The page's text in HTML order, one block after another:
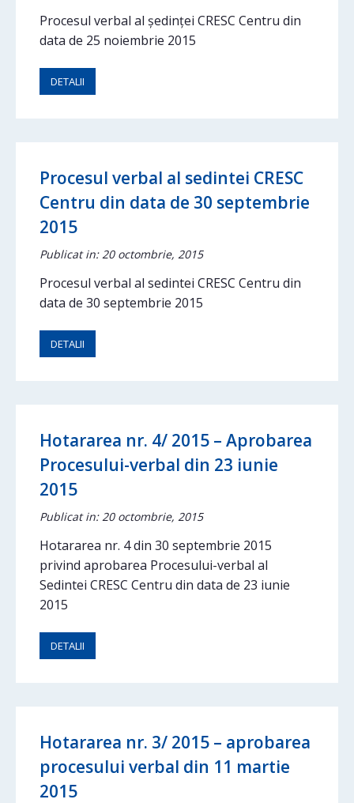
Procesul verbal al ședinței CRESC Centru din
data de 25 noiembrie 2015
DETALII
Procesul verbal al sedintei CRESC
Centru din data de 30 septembrie
2015
Publicat in: 20 octombrie, 2015
Procesul verbal al sedintei CRESC Centru din
data de 30 septembrie 2015
DETALII
Hotararea nr. 4/ 2015 – Aprobarea
Procesului-verbal din 23 iunie
2015
Publicat in: 20 octombrie, 2015
Hotararea nr. 4 din 30 septembrie 2015
privind aprobarea Procesului-verbal al
Sedintei CRESC Centru din data de 23 iunie
2015
DETALII
Hotararea nr. 3/ 2015 – aprobarea
procesului verbal din 11 martie
2015